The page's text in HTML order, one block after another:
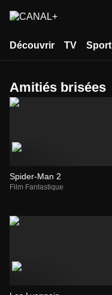
Découvrir TV Sport
amitiés brisées
Spider-Man 2
Film Fantastique